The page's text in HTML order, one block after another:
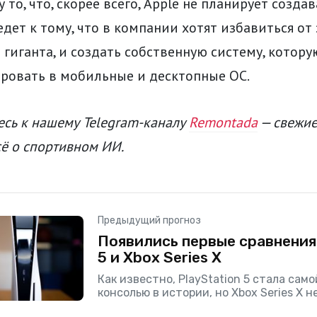
к тому, что в компании хотят избавиться
и создать собственную систему,
в мобильные и десктопные ОС.
к нашему Telegram-каналуRemontada—
о спортивном ИИ.
Предыдущий прогноз
Появились первые
5 и Xbox Series X
Как известно, PlayStation 5 стала
консолью в истории, но Xbox Series X